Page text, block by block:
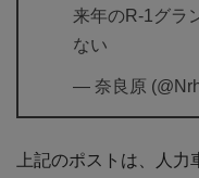
来年のR-1グラ
ない
— 奈良原
上記のポストは、人